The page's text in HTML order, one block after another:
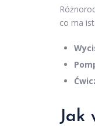
co ma
Jak